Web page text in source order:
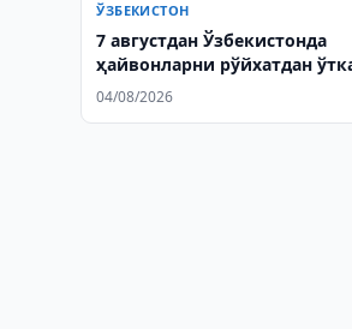
ЎЗБЕКИСТОН
7 августдан Ўзбекистонда
ҳайвонларни рўйхатдан
бошланади
04/08/2026